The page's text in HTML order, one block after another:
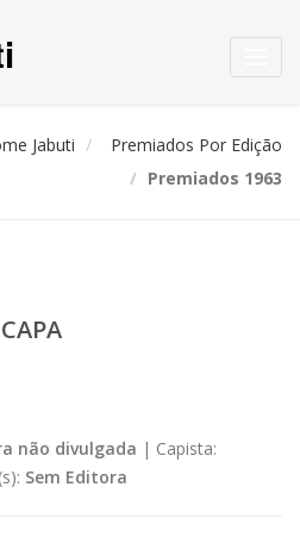
Jabuti
Premiados Por Edição
Premiados 1963
não divulgada | Capista:
Sem Editora